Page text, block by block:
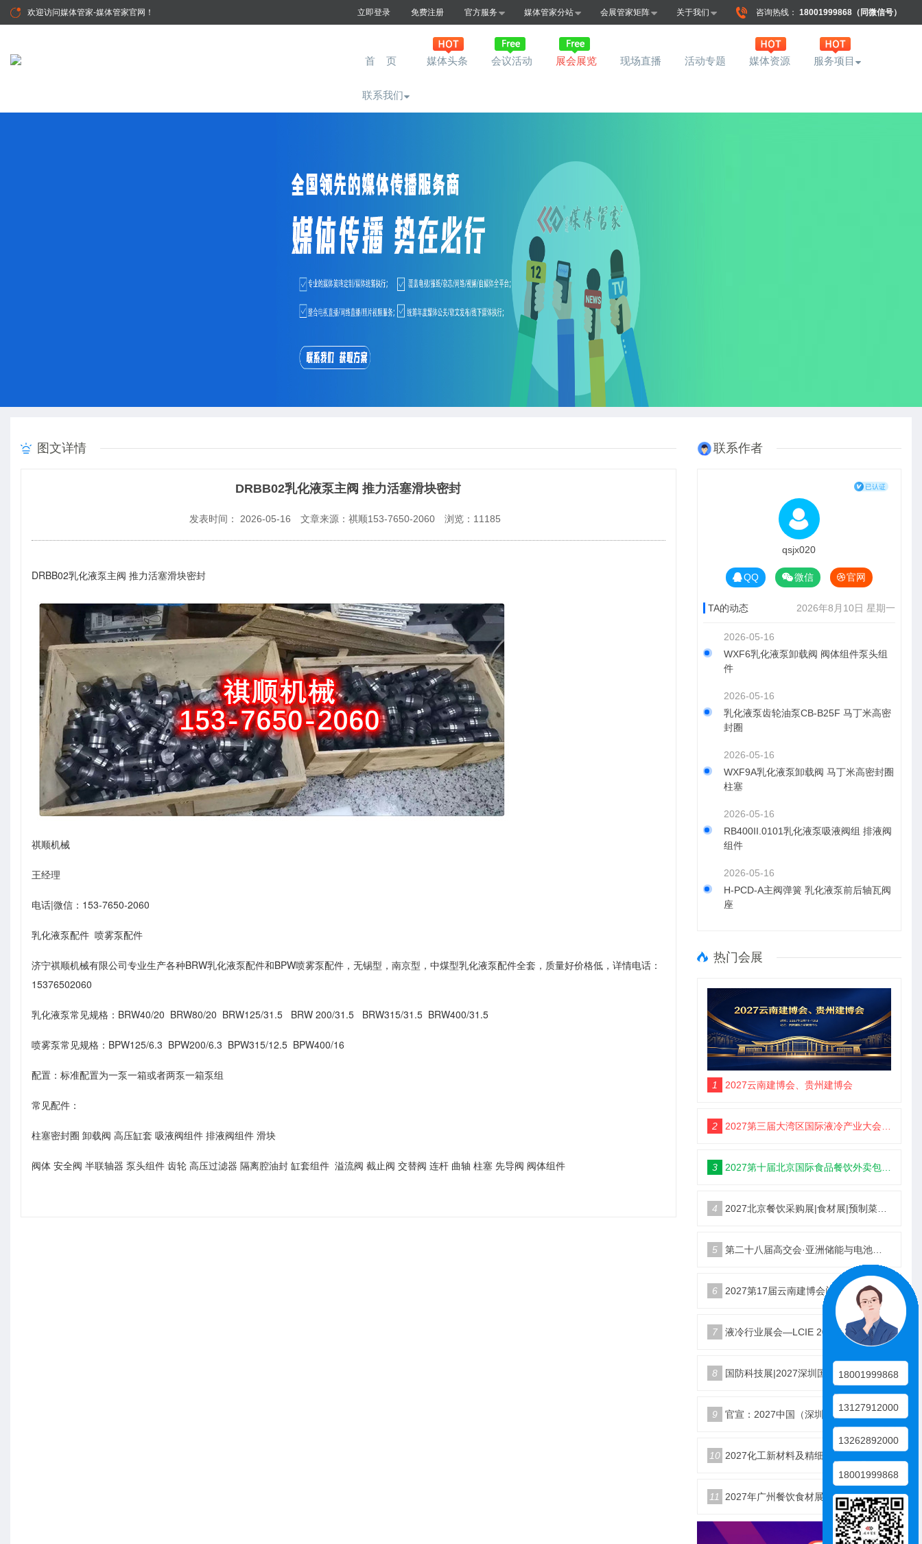
欢迎访问媒体管家-媒体管家官网 ！ 立即登录 免费注册 官方服务 媒体管家分站 会展管家矩阵 关于我们 咨询热线： 18001999868（同微信号）
首 页 媒体头条 会议活动 展会展览 现场直播 活动专题 媒体资源 服务项目
联系我们
图文详情
DRBB02乳化液泵主阀 推力活塞滑块密封
发表时间： 2026-05-16 文章来源：祺顺153-7650-2060 浏览： 11185
DRBB02乳化液泵主阀 推力活塞滑块密封
祺顺机械
王经理
电话|微信：153-7650-2060
乳化液泵配件 喷雾泵配件
济宁祺顺机械有限公司专业生产各种BRW乳化液泵配件和BPW喷雾泵配件，无锡型，南京型，中煤型乳化液泵配件全套，质量好价格低，详情电话：
15376502060
乳化液泵常见规格：BRW40/20 BRW80/20 BRW125/31.5 BRW 200/31.5 BRW315/31.5 BRW400/31.5
喷雾泵常见规格：BPW125/6.3 BPW200/6.3 BPW315/12.5 BPW400/16
配置：标准配置为一泵一箱或者两泵一箱泵组
常见配件：
柱塞密封圈 卸载阀 高压缸套 吸液阀组件 排液阀组件 滑块
阀体 安全阀 半联轴器 泵头组件 齿轮 高压过滤器 隔离腔油封 缸套组件 溢流阀 截止阀 交替阀 连杆 曲轴 柱塞 先导阀 阀体组件
联系作者
qsjx020
QQ 微信 官网
TA的动态 2026年8月10日 星期一
2026-05-16
WXF6乳化液泵卸载阀 阀体组件泵头组
件
2026-05-16
乳化液泵齿轮油泵CB-B25F 马丁米高密
封圈
2026-05-16
WXF9A乳化液泵卸载阀 马丁米高密封圈
柱塞
2026-05-16
RB400II.0101乳化液泵吸液阀组 排液阀
组件
2026-05-16
H-PCD-A主阀弹簧 乳化液泵前后轴瓦阀
座
热门会展
1 2027云南建博会、贵州建博会
2 2027第三届大湾区国际液冷产业大会暨展览会（定档深圳）
3 2027第十届北京国际食品餐饮外卖包装展览会【定档5月】
4 2027北京餐饮采购展|食材展|预制菜展|调味品展
5 第二十八届高交会·亚洲储能与电池工业展
6 2027第17届云南建博会门窗业整装定制智能家居卫浴建材展会
7 液冷行业展会—LCIE 2027第三届大湾区国际液冷产业大会暨展览会（深圳）
8 国防科技展|2027深圳国防电子展4月9日启幕
9 官宣：2027中国（深圳）国际国防电子博览会
10 2027化工新材料及精细化工大会暨展览会定档苏州
11 2027年广州餐饮食材展会5月20日召开
18001999868
13127912000
13262892000
18001999868